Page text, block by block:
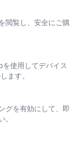
閲覧し、安全にご購
使用してデバイス
ます。
グを有効にして、即